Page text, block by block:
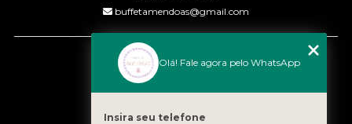
buffetamendoas@gmail.com
MENU
Quem somos
Serviços
Olá! Fale agora pelo WhatsApp
Insira seu telefone